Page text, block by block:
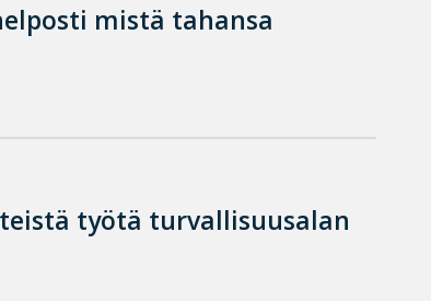
mistä tahansa
työtä turvallisuusalan